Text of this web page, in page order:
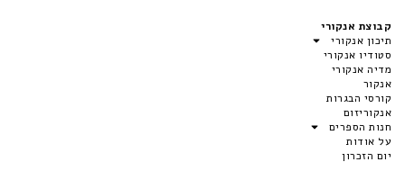
קבוצת אנקורי
תיכון אנקורי
סטודיו אנקורי
מדיה אנקורי
אנקור
קורסי הבגרות
אנקוריזום
חנות הספרים
על אודות
יום הזכרון